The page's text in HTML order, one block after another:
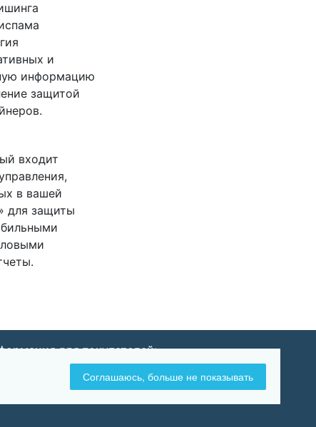
и
информацию
защитой
входит
в вашей
для защиты
для покупателей:
Оплата и доставка
Возврат и обмен товараСоглашаюсь, больше не показывать